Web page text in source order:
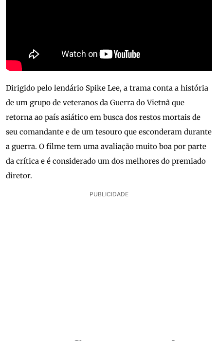
Dirigido pelo lendário Spike Lee, a trama conta a história
de um grupo de veteranos da Guerra do Vietnã que
retorna ao país asiático em busca dos restos mortais de
seu comandante e de um tesouro que esconderam durante
a guerra. O filme tem uma avaliação muito boa por parte
da crítica e é considerado um dos melhores do premiado
diretor.
PUBLICIDADE